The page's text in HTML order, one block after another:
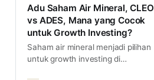
Adu Saham Air Mineral, CLEO
vs ADES, Mana yang Cocok
untuk Growth Investing?
Saham air mineral menjadi pilihan
untuk growth investing di